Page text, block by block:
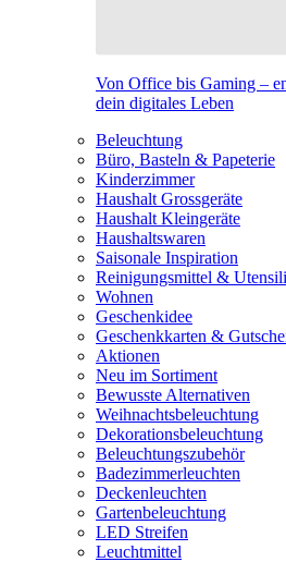
Von Office bis Gaming –
dein digitales Leben
Beleuchtung
Büro, Basteln & Papeterie
Kinderzimmer
Haushalt Grossgeräte
Haushalt Kleingeräte
Haushaltswaren
Saisonale Inspiration
Reinigungsmittel &
Wohnen
Geschenkidee
Geschenkkarten &
Aktionen
Neu im Sortiment
Bewusste Alternativen
Weihnachtsbeleuchtung
Dekorationsbeleuchtung
Beleuchtungszubehör
Badezimmerleuchten
Deckenleuchten
Gartenbeleuchtung
LED Streifen
Leuchtmittel